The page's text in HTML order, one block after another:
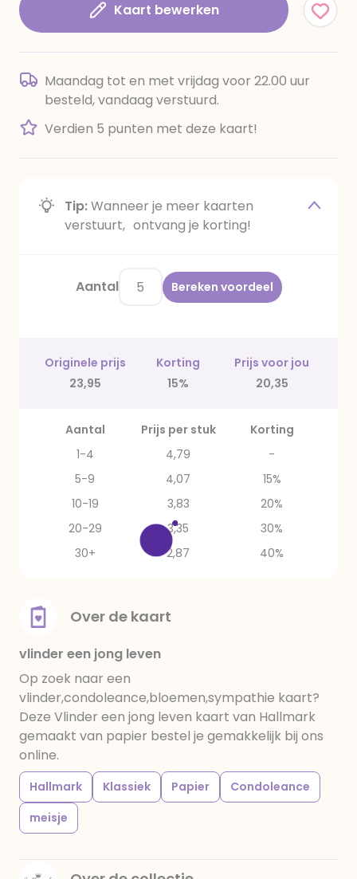
Kaart bewerken
Maandag tot en met vrijdag voor 22.00 uur
besteld, vandaag verstuurd.
Verdien 5 punten met deze kaart!
Tip:Wanneer je meer kaarten
verstuurt, ontvang je korting!
Aantal Bereken voordeel
Originele prijs Korting
Prijs voor jou
23,95
15% 20,35
Aantal Prijs per stuk
Korting
1-4
4,79
-
5-9
4,07
15%
10-19
3,83
20%
20-29
3,35
30%
30+
2,87 40%
Over de kaart
vlinder een jong leven
Op zoek naar een
vlinder,condoleance,bloemen,sympathie kaart?
Deze Vlinder een jong leven kaart van Hallmark
gemaakt van papier bestel je gemakkelijk bij ons
online.
Hallmark Klassiek Papier
Condoleance
meisje